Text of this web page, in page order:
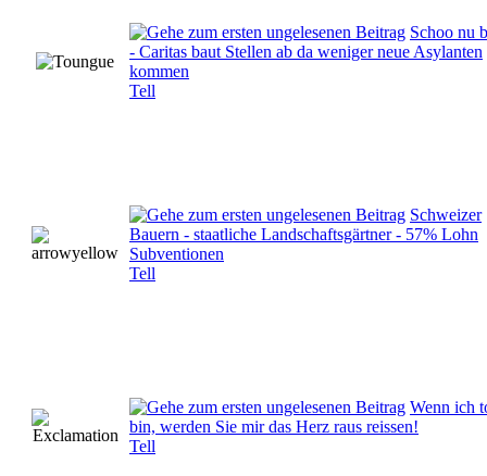
Schoo nu
- Caritas baut Stellen ab da weniger neue Asylanten
kommen
Tell
Schweizer
Bauern - staatliche Landschaftsgärtner - 57% Lohn
Subventionen
Tell
Wenn ich
bin, werden Sie mir das Herz raus reissen!
Tell